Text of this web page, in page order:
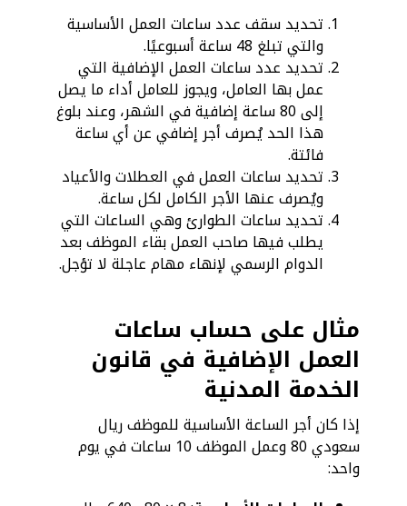
تحديد سقف عدد ساعات العمل الأساسية
والتي تبلغ 48 ساعة أسبوعيًا.
تحديد عدد ساعات العمل الإضافية التي
عمل بها العامل، ويجوز للعامل أداء ما يصل
إلى 80 ساعة إضافية في الشهر، وعند بلوغ
هذا الحد يُصرف أجر إضافي عن أي ساعة
فائتة.
تحديد ساعات العمل في العطلات والأعياد
ويُصرف عنها الأجر الكامل لكل ساعة.
تحديد ساعات الطوارئ وهي الساعات التي
يطلب فيها صاحب العمل بقاء الموظف بعد
الدوام الرسمي لإنهاء مهام عاجلة لا تؤجل.
مثال على حساب ساعات
العمل الإضافية في قانون
الخدمة المدنية
إذا كان أجر الساعة الأساسية للموظف ريال
سعودي 80 وعمل الموظف 10 ساعات في يوم
واحد: